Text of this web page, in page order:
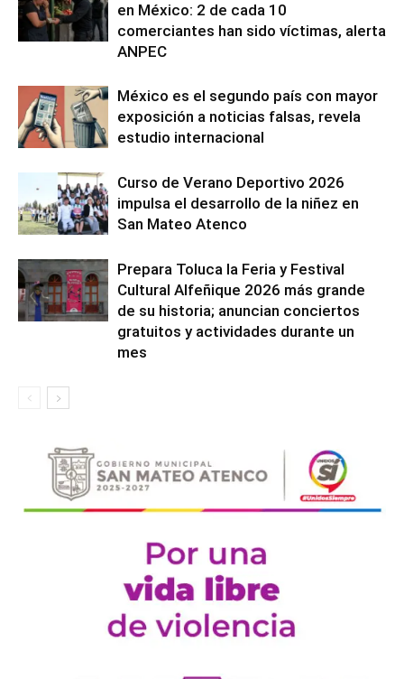
en México: 2 de cada 10
comerciantes han sido víctimas, alerta
ANPEC
México es el segundo país con mayor
exposición a noticias falsas, revela
estudio internacional
Curso de Verano Deportivo 2026
impulsa el desarrollo de la niñez en
San Mateo Atenco
Prepara Toluca la Feria y Festival
Cultural Alfeñique 2026 más grande
de su historia; anuncian conciertos
gratuitos y actividades durante un
mes